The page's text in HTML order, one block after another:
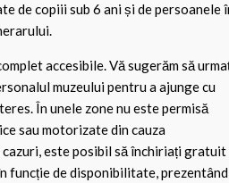
de copiii sub 6 ani și de persoanele
accesibile. Vă sugerăm să
muzeului pentru a ajunge cu
În unele zone nu este permisă
sau motorizate din cauza
este posibil să închiriați gratuit
funcție de disponibilitate,